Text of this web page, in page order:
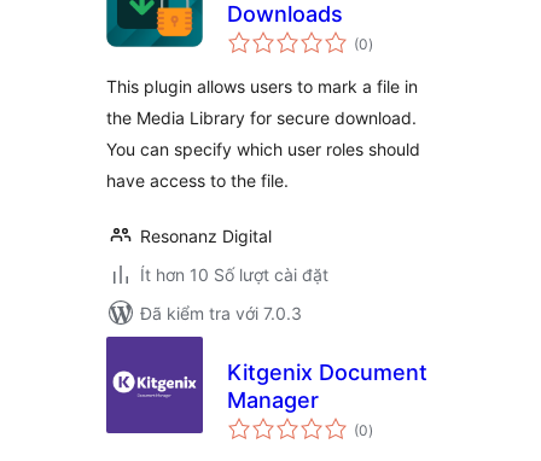
Downloads
(0tổng
đánh
)
This plugin allows users to mark a file in
the Media Library for secure download.
You can specify which user roles should
have access to the file.
Resonanz Digital
Ít hơn 10 Số lượt cài đặt
Đã kiểm tra với 7.0.3
Kitgenix Document
Manager
(0tổng
đánh
)